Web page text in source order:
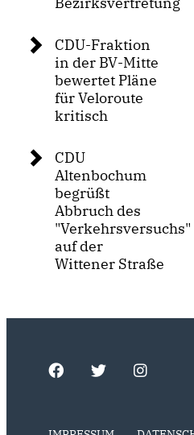
CDU-Fraktion
in der BV-Mitte
bewertet Pläne
für Veloroute
kritisch
CDU
Altenbochum
begrüßt
Abbruch des
"Verkehrsversuchs"
auf der
Wittener Straße